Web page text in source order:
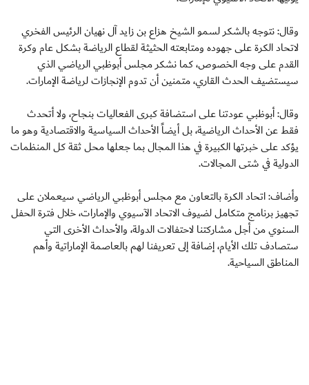
وقال: نتوجه بالشكر لسمو الشيخ هزاع بن زايد آل نهيان الرئيس الفخري
لاتحاد الكرة على جهوده ومتابعته الحثيثة لقطاع الرياضة بشكل عام وكرة
القدم على وجه الخصوص، كما نشكر مجلس أبوظبي الرياضي الذي
سيستضيف الحدث القاري، متمنين أن تدوم الإنجازات لرياضة الإمارات.
وقال: أبوظبي عودتنا على استضافة كبرى الفعاليات بنجاح، ولا أتحدث
فقط عن الأحداث الرياضية، بل أيضاً الأحداث السياسية والاقتصادية وهو ما
يؤكد على خبرتها الكبيرة في هذا المجال بما جعلها محل ثقة كل المنظمات
الدولية في شتى المجالات.
وأضاف: اتحاد الكرة بالتعاون مع مجلس أبوظبي الرياضي سيعملان على
تجهيز برنامج متكامل لضيوف الاتحاد الآسيوي والإمارات، خلال فترة الحفل
السنوي من أجل مشاركتنا لاحتفالات الدولة، والأحداث الأخرى التي
ستصادف تلك الأيام، إضافة إلى تعريفنا لهم بالعاصمة الإماراتية وأهم
المناطق السياحية.